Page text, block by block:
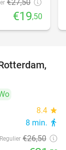
€27,50
€19,50
19%
8.4 star
8 min. directions_walk
Regulier €26,50